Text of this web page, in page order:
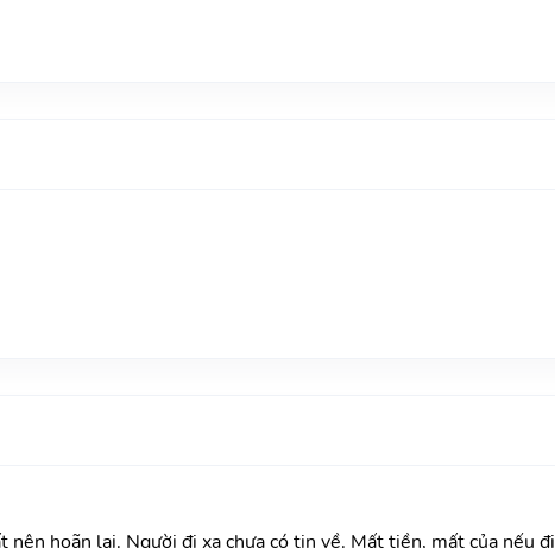
hoãn lại. Người đi xa chưa có tin về. Mất tiền, mất của nếu đi